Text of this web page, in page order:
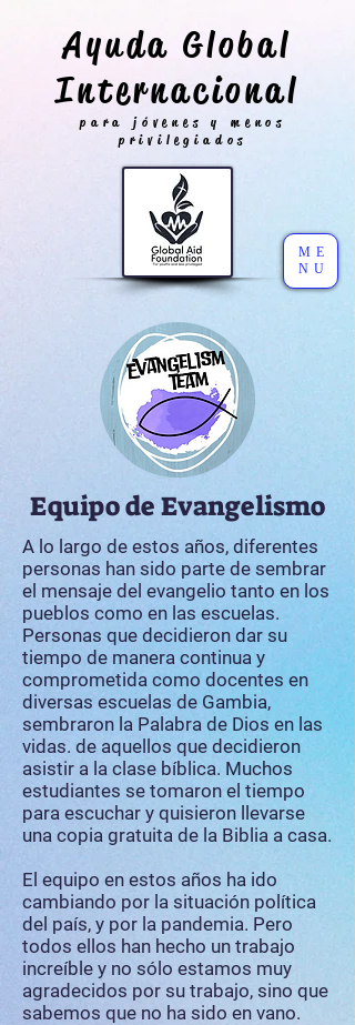
ME
NU
Ayuda Global
Internacional
para jóvenes y menos
privilegiados
Equipo de Evangelismo
A lo largo de estos años, diferentes
personas han sido parte de sembrar
el mensaje del evangelio tanto en los
pueblos como en las escuelas.
Personas que decidieron dar su
tiempo de manera continua y
comprometida como docentes en
diversas escuelas de Gambia,
sembraron la Palabra de Dios en las
vidas. de aquellos que decidieron
asistir a la clase bíblica. Muchos
estudiantes se tomaron el tiempo
para escuchar y quisieron llevarse
una copia gratuita de la Biblia a casa.
El equipo en estos años ha ido
cambiando por la situación política
del país, y por la pandemia. Pero
todos ellos han hecho un trabajo
increíble y no sólo estamos muy
agradecidos por su trabajo, sino que
sabemos que no ha sido en vano.